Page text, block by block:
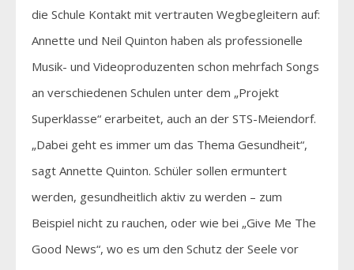
die Schule Kontakt mit vertrauten Wegbegleitern auf:
Annette und Neil Quinton haben als professionelle
Musik- und Videoproduzenten schon mehrfach Songs
an verschiedenen Schulen unter dem „Projekt
Superklasse“ erarbeitet, auch an der STS-Meiendorf.
„Dabei geht es immer um das Thema Gesundheit“,
sagt Annette Quinton. Schüler sollen ermuntert
werden, gesundheitlich aktiv zu werden – zum
Beispiel nicht zu rauchen, oder wie bei „Give Me The
Good News“, wo es um den Schutz der Seele vor